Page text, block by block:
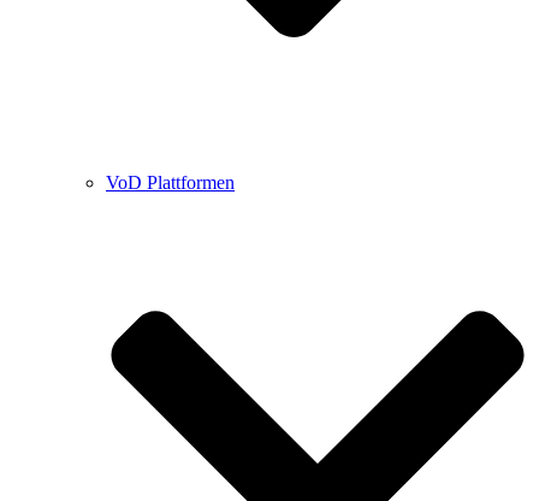
VoD Plattformen